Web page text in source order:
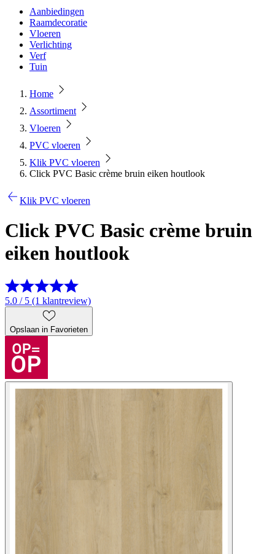
Aanbiedingen
Raamdecoratie
Vloeren
Verlichting
Verf
Tuin
Home
Assortiment
Vloeren
PVC vloeren
Klik PVC vloeren
Click PVC Basic crème bruin eiken houtlook
Klik PVC vloeren
Click PVC Basic crème bruin
eiken houtlook
5.0 / 5 (1 klantreview)
Opslaan in Favorieten